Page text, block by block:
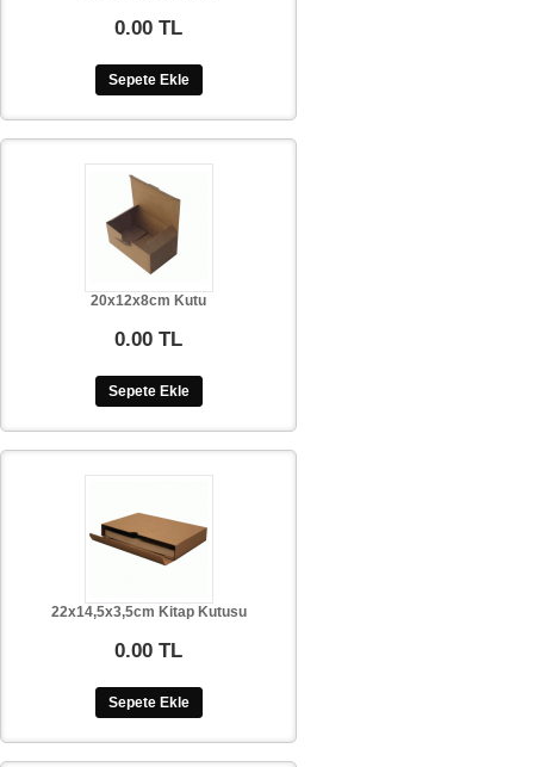
0.00 TL
Sepete Ekle
20x12x8cm Kutu
0.00 TL
Sepete Ekle
22x14,5x3,5cm Kitap Kutusu
0.00 TL
Sepete Ekle